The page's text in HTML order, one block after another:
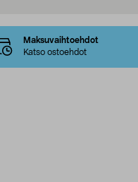
Maksuvaihtoehdot
Katso ostoehdot